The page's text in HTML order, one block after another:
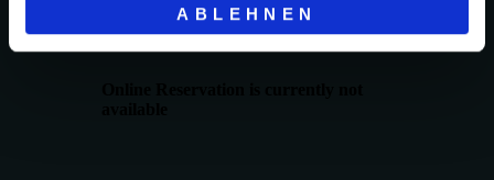
ABLEHNEN